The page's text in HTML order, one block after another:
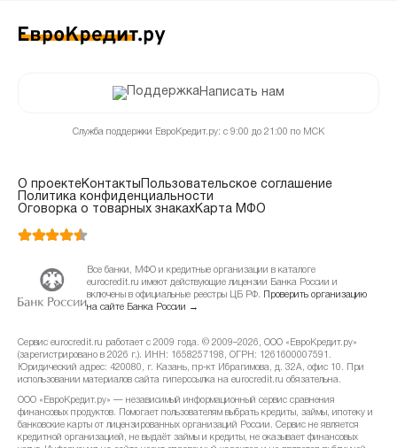
Написать нам
Служба поддержки ЕвроКредит.ру: с 9:00 до 21:00 по МСК
О проектеКонтакты Пользовательское соглашение
Политика конфиденциальности
Оговорка о товарных знакахКарта МФО
Все банки, МФО и кредитные организации в каталоге
eurocredit.ru имеют действующие лицензии Банка России и
включены в официальные реестры ЦБ РФ.
Проверить организацию
на сайте Банка России →
Сервис eurocredit.ru работает с 2009 года. © 2009–2026, ООО «ЕвроКредит.ру»
(зарегистрировано в 2026 г.). ИНН: 1658257198, ОГРН: 1261600007591.
Юридический адрес: 420080, г. Казань, пр-кт Ибрагимова, д. 32А, офис 10. При
использовании материалов сайта гиперссылка на eurocredit.ru обязательна.
ООО «ЕвроКредит.ру» — независимый информационный сервис сравнения
финансовых продуктов. Помогает пользователям выбрать кредиты, займы, ипотеку и
банковские карты от лицензированных организаций России. Сервис не является
кредитной организацией, не выдаёт займы и кредиты, не оказывает финансовых